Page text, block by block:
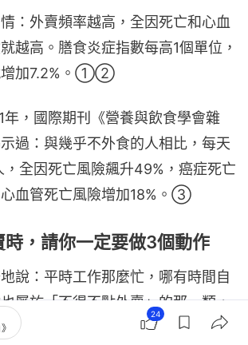
：外賣頻率越高，全因死亡和心血
越高。膳食炎症指數每高1個單位，
增加7.2%。①②
，國際期刊《營養與飲食學會雜
過：與幾乎不外食的人相比，每天
全因死亡風險飆升49%，癌症死亡
血管死亡風險增加18%。③
時，請你一定要做3個動作
說：平時工作那麼忙，哪有時間自
屬於「不得不點外賣」的那一類，
慮，只要掌握一點方法，外賣同樣可
24